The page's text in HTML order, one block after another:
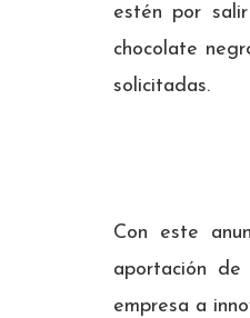
estén por
chocolate
solicitadas.
Con este
aportación
empresa a